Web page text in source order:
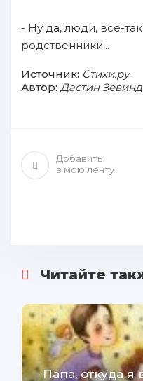
- Ну да, люди, все-
родственники...
Источник: Стихи.ру
Автор: Дастин Зевинд
Добавить
в мою ленту
Читайте
Папа, откуда я